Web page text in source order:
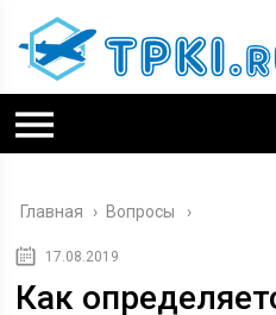
Главная › Вопросы
17.08.2019
Как